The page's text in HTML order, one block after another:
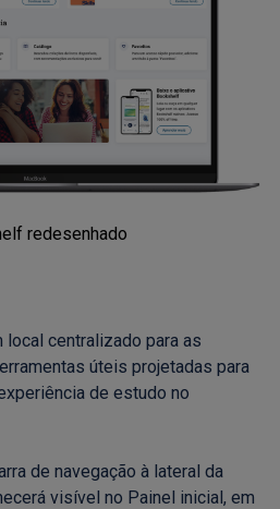
redesenhado
local centralizado para as
úteis projetadas para
de estudo no
de navegação à lateral da
visível no Painel inicial, em